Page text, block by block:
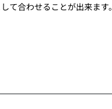
て合わせることが出来ます。